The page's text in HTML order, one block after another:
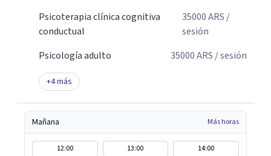
Psicoterapia clínica cognitiva
conductual
35000ARS /
sesión
Psicología adulto
35000ARS / sesión
+4más
Mañana Más horas
12:00 13:00
14:00